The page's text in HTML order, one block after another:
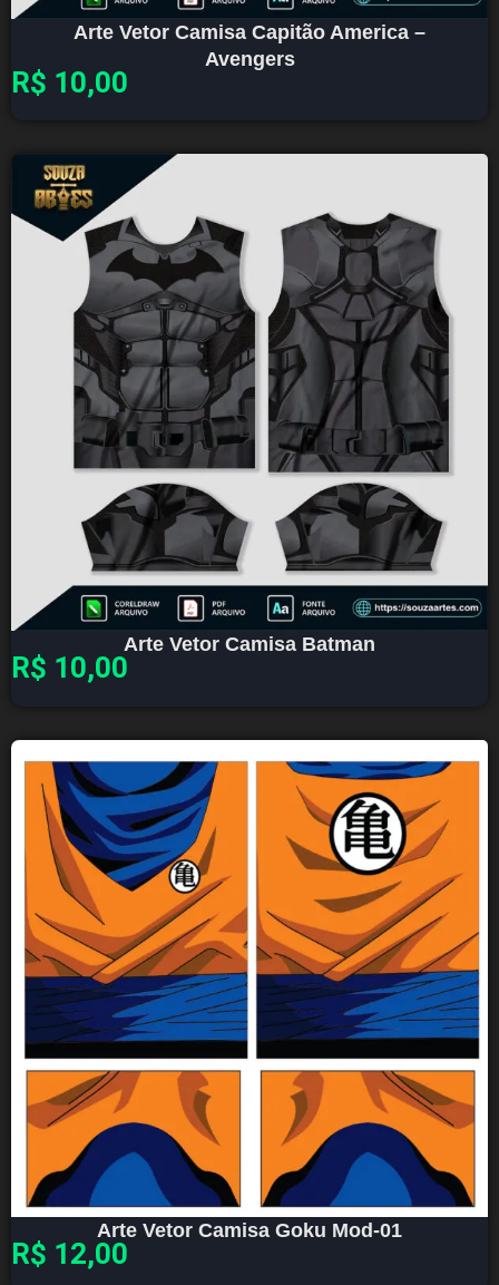
Arte Vetor Camisa Capitão America –
Avengers
R$ 10,00
Arte Vetor Camisa Batman
R$ 10,00
Arte Vetor Camisa Goku Mod-01
R$ 12,00